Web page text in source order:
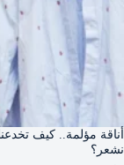
أناقة مؤلمة.. كيف
نشعر؟